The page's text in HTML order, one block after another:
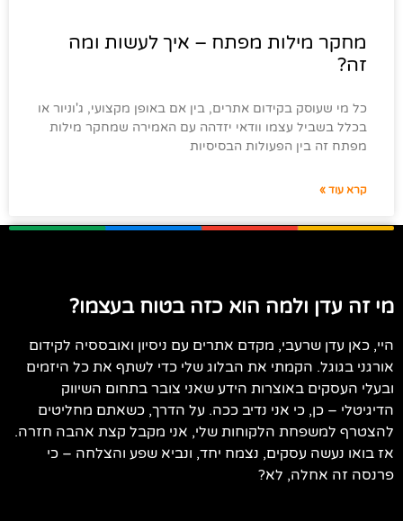
מחקר מילות מפתח – איך לעשות ומה
זה?
כל מי שעוסק בקידום אתרים, בין אם באופן מקצועי, ג'וניור או
בכלל בשביל עצמו וודאי יזדהה עם האמירה שמחקר מילות
מפתח זה בין הפעולות הבסיסיות
קרא עוד »
מי זה עדן ולמה הוא כזה בטוח בעצמו?
היי, כאן עדן שרעבי, מקדם אתרים עם ניסיון ואובססיה לקידום
אורגני בגוגל. הקמתי את הבלוג שלי כדי לשתף את כל היזמים
ובעלי העסקים באוצרות הידע שאני צובר בתחום השיווק
הדיגיטלי – כן, כי אני נדיב ככה. על הדרך, כשאתם מחליטים
להצטרף למשפחת הלקוחות שלי, אני מקבל קצת אהבה חזרה.
אז בואו נעשה עסקים, נצמח יחד, ונביא שפע והצלחה – כי
פרנסה זה אחלה, לא?